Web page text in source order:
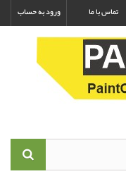
ورود به حساب تماس با ما